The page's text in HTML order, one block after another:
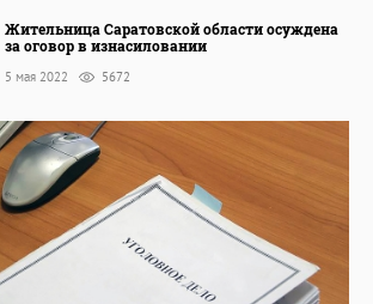
Жительница Саратовской области осуждена
за оговор в изнасиловании
5 мая 2022 5672